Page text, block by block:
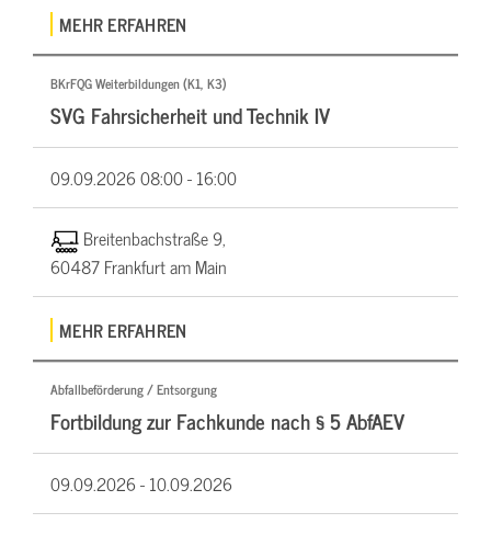
MEHR ERFAHREN
BKrFQG Weiterbildungen (K1, K3)
SVG Fahrsicherheit und Technik IV
09.09.202608:00 - 16:00
Breitenbachstraße 9,
60487 Frankfurt am Main
MEHR ERFAHREN
Abfallbeförderung / Entsorgung
Fortbildung zur Fachkunde nach § 5 AbfAEV
09.09.2026 -10.09.2026